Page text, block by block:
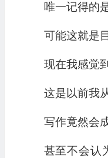
唯一记得的
可能这就是
现在我感觉
这是以前我
写作竟然会
甚至不会认